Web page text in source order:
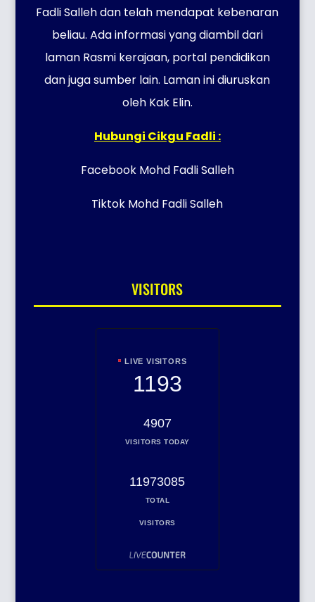
Fadli Salleh dan telah mendapat kebenaran
beliau. Ada informasi yang diambil dari
laman Rasmi kerajaan, portal pendidikan
dan juga sumber lain. Laman ini diuruskan
oleh Kak Elin.
Hubungi Cikgu Fadli :
Facebook Mohd Fadli Salleh
Tiktok Mohd Fadli Salleh
VISITORS
LIVE VISITORS
1193
4907
VISITORS TODAY
11973085
TOTAL
VISITORS